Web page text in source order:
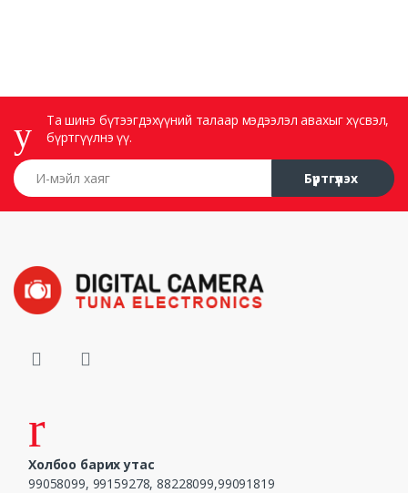
Та шинэ бүтээгдэхүүний талаар мэдээлэл авахыг хүсвэл,
бүртгүүлнэ үү.
И-мэйл хаяг
Бүртгүүлэх
Холбоо барих утас
99058099, 99159278, 88228099,99091819